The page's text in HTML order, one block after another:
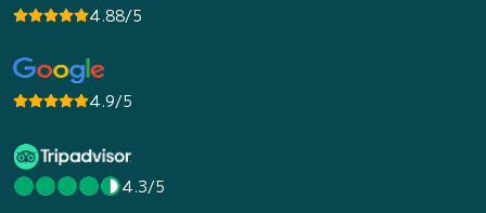
4.88/5
4.9/5
4.3/5